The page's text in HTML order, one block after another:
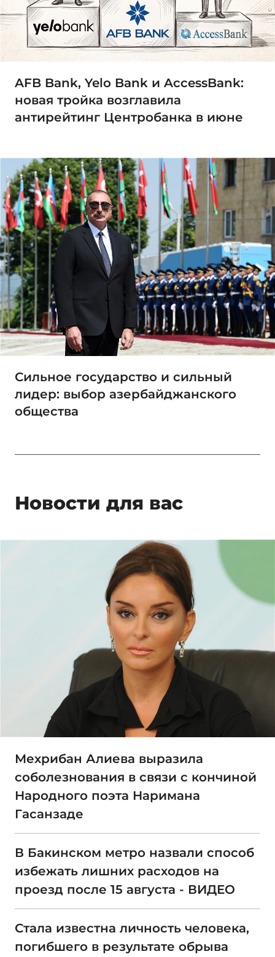
AFB Bank, Yelo Bank и AccessBank:
новая тройка возглавила
антирейтинг Центробанка в июне
Сильное государство и сильный
лидер: выбор азербайджанского
общества
Новости для вас
Мехрибан Алиева выразила
соболезнования в связи с кончиной
Народного поэта Наримана
Гасанзаде
В Бакинском метро назвали способ
избежать лишних расходов на
проезд после 15 августа - ВИДЕО
Стала известна личность человека,
погибшего в результате обрыва